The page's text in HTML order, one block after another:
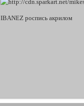
IBANEZ роспись акрилом